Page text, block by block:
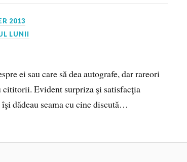
2013
LUNII
ei sau care să dea autografe, dar rareori
Evident surpriza şi satisfacţia
dădeau seama cu cine discută…